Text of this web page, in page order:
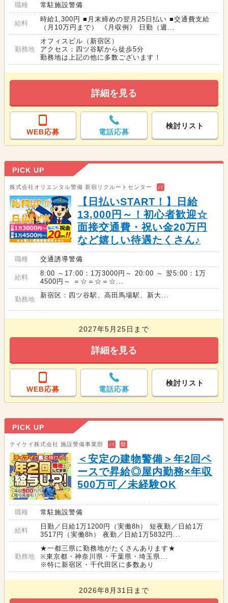
職種 常駐施設警備
給料
時給1,300円 ■月末締めの翌月25日払い ■交通費支給
（月10万円まで） 《月収例》 日勤（週...
勤務地
オフィスビル（新宿区）
アクセス：四ツ谷駅から徒歩5分
勤務地は上記の他に多数ございます！
詳細を見る
WEB応募 電話応募
検討リスト
PICK UP
株式会社オリエンタル警備 新宿リクルートセンター バ
【日払いSTART！】日給
13,000円～！初心者歓迎☆
面接交通費・祝い金20万円
など嬉しい待遇たくさん♪
職種 交通誘導警備
給料
8:00 ～17:00：1万3000円～ 20:00 ～ 翌5:00：1万
4500円～ ＝☆＝☆＝☆...
勤務地
新宿区：四ツ谷駅、高田馬場駅、新大...
2027年5月25日まで
詳細を見る
WEB応募 電話応募
検討リスト
PICK UP
テイケイ株式会社 施設警備事業部 バ 契
＜安定の建物警備＞年2回ペ
ースで昇給◎屋内勤務×年収
500万可／未経験OK
職種 常駐施設警備
給料
日勤／日給1万1200円（実働8h） 短夜勤／日給1万
3517円（実働8h） 夜勤／日給1万5832円...
勤務地
★一都三県に勤務地がたくさんあります★
※東京都・神奈川県・千葉県・埼玉県...
※特に新宿区・千代田区に多数あり
2026年8月31日まで